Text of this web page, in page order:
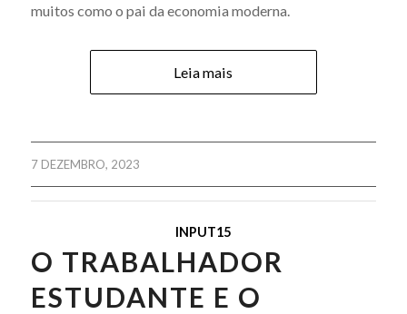
muitos como o pai da economia moderna.
Leia mais
7 DEZEMBRO, 2023
INPUT15
O TRABALHADOR
ESTUDANTE E O